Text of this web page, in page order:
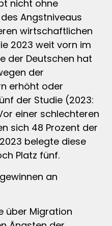
nicht ohne
des Angstniveaus
wirtschaftlichen
2023 weit vorn im
der Deutschen hat
der
erhöht oder
der Studie (2023:
einer schlechteren
sich 48 Prozent der
belegte diese
Platz fünf.
an
über Migration